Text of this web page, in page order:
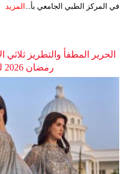
في المركز الطبي الجامعي بأ... المزيد
الحرير المطفأ والتطريز ثلاثي
رمضان 2026 لدى شالكي